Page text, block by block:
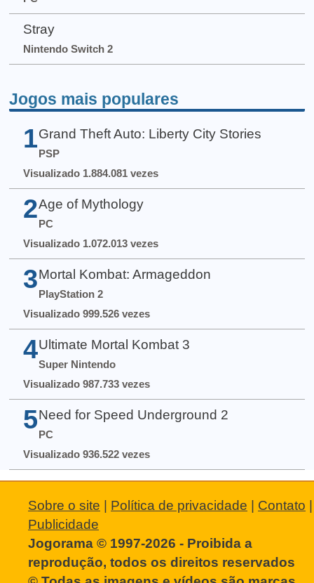
Stray
Nintendo Switch 2
Jogos mais populares
1 Grand Theft Auto: Liberty City Stories
PSP
Visualizado 1.884.081 vezes
2 Age of Mythology
PC
Visualizado 1.072.013 vezes
3 Mortal Kombat: Armageddon
PlayStation 2
Visualizado 999.526 vezes
4 Ultimate Mortal Kombat 3
Super Nintendo
Visualizado 987.733 vezes
5 Need for Speed Underground 2
PC
Visualizado 936.522 vezes
Sobre o site | Política de privacidade | Contato |
Publicidade
Jogorama © 1997-2026 - Proibida a
reprodução, todos os direitos reservados